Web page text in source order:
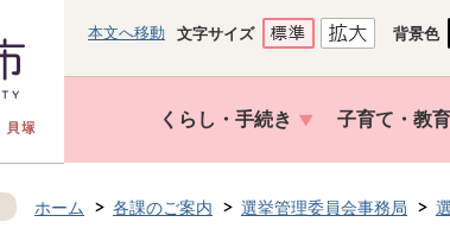
本文へ移動 文字サイズ 背景色
くらし・手続き 子育て・教育
ホーム 各課のご案内 選挙管理委員会事務局